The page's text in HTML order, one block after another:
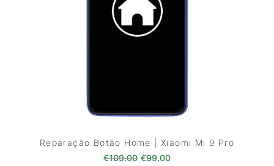
Reparação Botão Home | Xiaomi Mi 9 Pro
€109.00 O preço original era:
€99.00O preço atual é: